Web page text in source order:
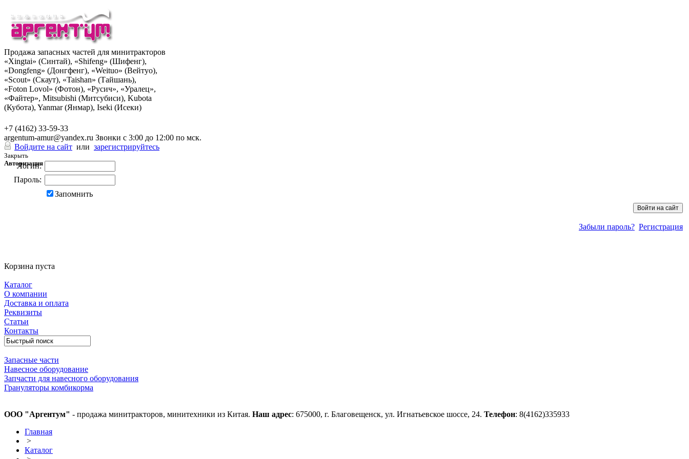
Продажа запасных частей для минитракторов
«Xingtai» (Синтай), «Shifeng» (Шифенг),
«Dongfeng» (Донгфенг), «Weituo» (Вейтуо),
«Scout» (Скаут), «Taishan» (Тайшань),
«Foton Lovol» (Фотон), «Русич», «Уралец»,
«Файтер», Mitsubishi (Митсубиси), Kubota
(Кубота), Yanmar (Янмар), Iseki (Исеки)
+7 (4162) 33-59-33
argentum-amur@yandex.ru Звонки с 3:00 до 12:00 по мск.
Войдите на сайт или зарегистрируйтесь
Закрыть
Авторизация
Логин:
Пароль:
Запомнить
Забыли пароль? Регистрация
Корзина пуста
Каталог
О компании
Доставка и оплата
Реквизиты
Статьи
Контакты
Запасные части
Навесное оборудование
Запчасти для навесного оборудования
Грануляторы комбикорма
ООО "Аргентум" - продажа минитракторов, минитехники из Китая. Наш адрес: 675000, г. Благовещенск, ул. Игнатьевское шоссе, 24. Телефон: 8(4162)335933
Главная
>
Каталог